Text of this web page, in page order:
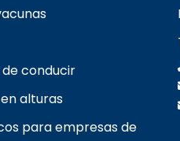
conducir
alturas
para empresas de